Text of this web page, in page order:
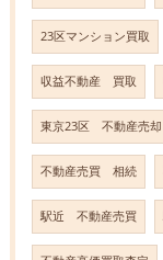
23区マンション買取
収益不動産 買取
東京23区 不動産売却
不動産売買 相続
駅近 不動産売買